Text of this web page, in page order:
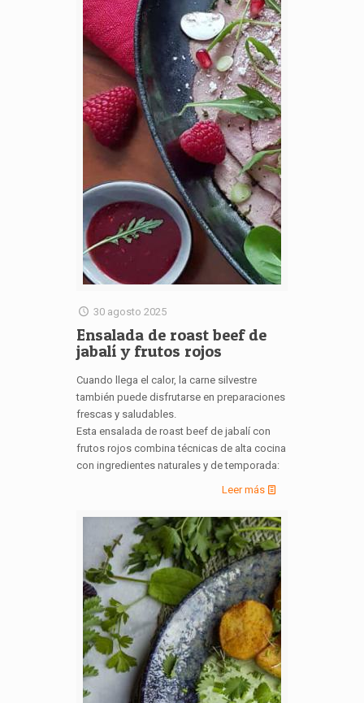
30 agosto 2025
Ensalada de roast beef de
jabalí y frutos rojos
Cuando llega el calor, la carne silvestre
también puede disfrutarse en preparaciones
frescas y saludables.
Esta ensalada de roast beef de jabalí con
frutos rojos combina técnicas de alta cocina
con ingredientes naturales y de temporada:
Leer más